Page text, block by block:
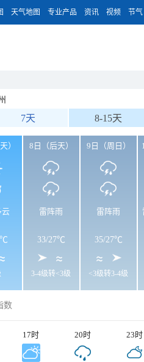
天气地图 专业产品 资讯 视频 节气
7天 8-15天
）
云
8日（后天）
雷阵雨
33/27℃
3-4级转<3级
9日（周日）
雷阵雨
35/27℃
<3级转3-4级
数
17时 20时 23时